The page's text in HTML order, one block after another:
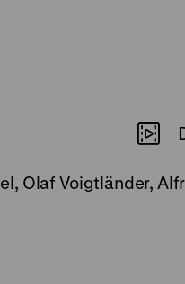
Olaf Voigtländer,